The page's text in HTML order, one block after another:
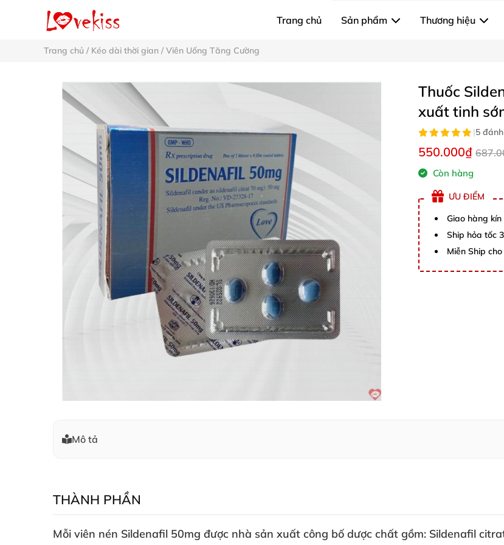
Trang chủ Sản phẩm Thương hiệu
Trang chủ / Kéo dài thời gian / Viên Uống Tăng Cường
Thuốc
xuất tinh
|5
550.000₫
Còn hàng
ƯU ĐIỂM
Giao hàng
Ship hỏa tốc
Miễn Ship
Mô tả
THÀNH PHẦN
Mỗi viên nén Sildenafil 50mg được nhà sản xuất công bố dược chất gồm: Sildenafil